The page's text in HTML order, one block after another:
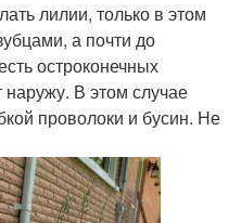
лилии, только в этом
а почти до
остроконечных
наружу. В этом случае
проволоки и бусин. Не